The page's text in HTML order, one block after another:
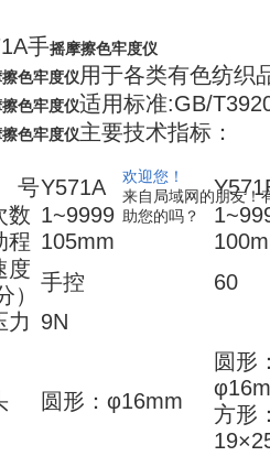
欢迎您！
来自局域网的朋友！
助您的吗？
手摇摩擦色牢度仪
色牢度仪用于各类有色纺织
色牢度仪适用标准:GB/
色牢度仪主要技术指标：
Y571A
数 1~9999
程 105mm
度
）
手控
60
力 9N
圆形：φ16mm
圆形：
方形：
19